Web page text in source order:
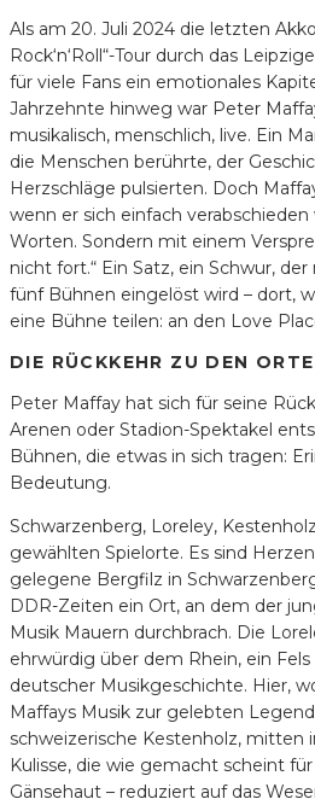
Als am 20. Juli 2024 die letzten
Rock‘n‘Roll“-Tour durch das
für viele Fans ein emotionales
Jahrzehnte hinweg war Peter
musikalisch, menschlich, live. Ein
die Menschen berührte, der
Herzschläge pulsierten. Doch
wenn er sich einfach
Worten. Sondern mit einem
nicht fort.“ Ein Satz, ein Schwur,
fünf Bühnen eingelöst wird – dort,
eine Bühne teilen: an den Love
DIE RÜCKKEHR ZU DEN
Peter Maffay hat sich für seine
Arenen oder Stadion-Spektakel
Bühnen, die etwas in sich tragen:
Bedeutung.
Schwarzenberg, Loreley,
gewählten Spielorte. Es sind
gelegene Bergfilz in
DDR-Zeiten ein Ort, an dem der
Musik Mauern durchbrach. Die
ehrwürdig über dem Rhein, ein
deutscher Musikgeschichte. Hier,
Maffays Musik zur gelebten
schweizerische Kestenholz, mitten
Kulisse, die wie gemacht scheint
Gänsehaut – reduziert auf das